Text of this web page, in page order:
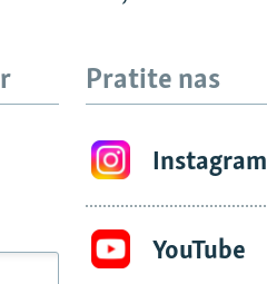
Pratite nas
Instagram
YouTube